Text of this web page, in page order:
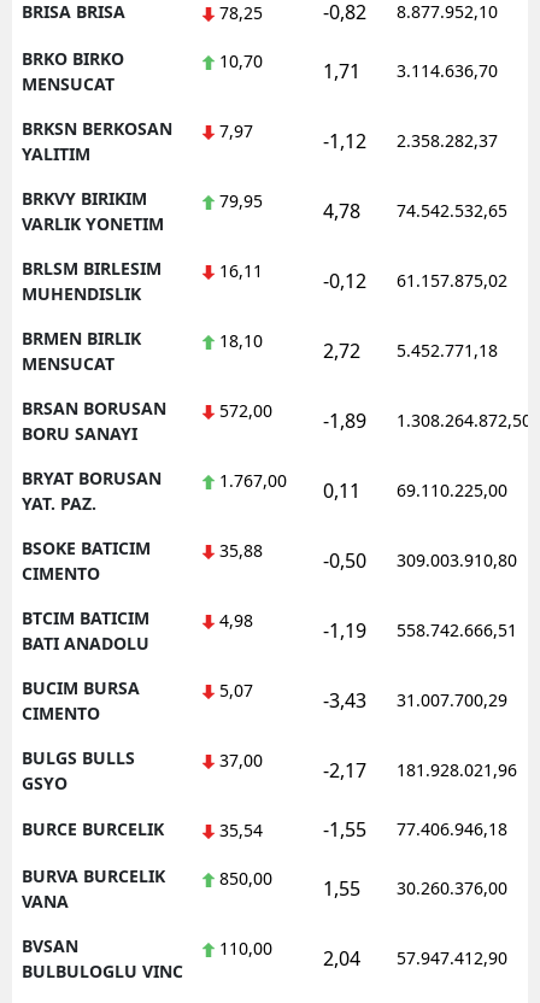
BRISA BRISA 78,25 -0,82 8.877.952,10
BRKO BIRKO
MENSUCAT
10,70 1,71 3.114.636,70
BRKSN BERKOSAN
YALITIM
7,97 -1,12 2.358.282,37
BRKVY BIRIKIM
VARLIK YONETIM
79,95 4,78 74.542.532,65
BRLSM BIRLESIM
MUHENDISLIK
16,11 -0,12 61.157.875,02
BRMEN BIRLIK
MENSUCAT
18,10 2,72 5.452.771,18
BRSAN BORUSAN
BORU SANAYI
572,00 -1,89 1.308.264.872,50
BRYAT BORUSAN
YAT. PAZ.
1.767,00 0,11 69.110.225,00
BSOKE BATICIM
CIMENTO
35,88 -0,50 309.003.910,80
BTCIM BATICIM
BATI ANADOLU
4,98 -1,19 558.742.666,51
BUCIM BURSA
CIMENTO
5,07 -3,43 31.007.700,29
BULGS BULLS
GSYO
37,00 -2,17 181.928.021,96
BURCE BURCELIK 35,54 -1,55 77.406.946,18
BURVA BURCELIK
VANA
850,00 1,55 30.260.376,00
BVSAN
BULBULOGLU VINC
110,00 2,04 57.947.412,90